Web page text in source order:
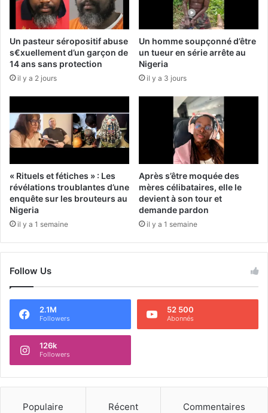
Un pasteur séropositif abuse
s€xuellement d’un garçon de
14 ans sans protection
il y a 2 jours
Un homme soupçonné d’être
un tueur en série arrête au
Nigeria
il y a 3 jours
« Rituels et fétiches » : Les
révélations troublantes d’une
enquête sur les brouteurs au
Nigeria
il y a 1 semaine
Après s’être moquée des
mères célibataires, elle le
devient à son tour et
demande pardon
il y a 1 semaine
Follow Us
2.1M
Followers
52 500
Abonnés
126k
Followers
Populaire Récent Commentaires